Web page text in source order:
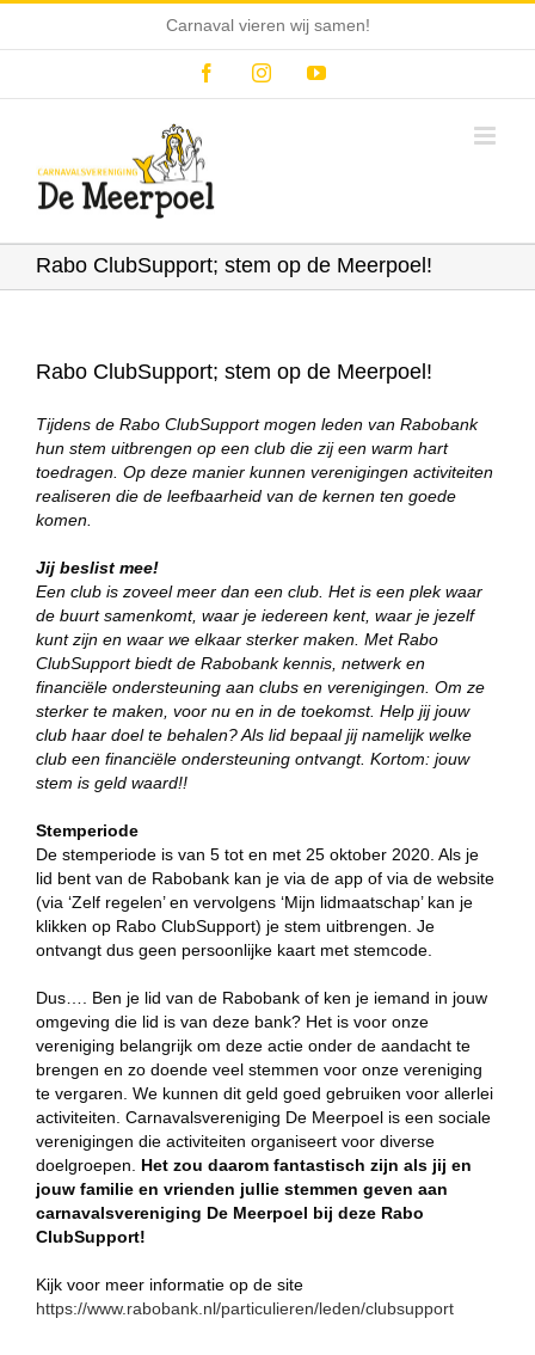
Carnaval vieren wij samen!
FacebookInstagramYouTube
Rabo ClubSupport; stem op de Meerpoel!
Rabo ClubSupport; stem op de Meerpoel!
Tijdens de Rabo ClubSupport mogen leden van Rabobank
hun stem uitbrengen op een club die zij een warm hart
toedragen. Op deze manier kunnen verenigingen activiteiten
realiseren die de leefbaarheid van de kernen ten goede
komen.
Jij beslist mee!
Een club is zoveel meer dan een club. Het is een plek waar
de buurt samenkomt, waar je iedereen kent, waar je jezelf
kunt zijn en waar we elkaar sterker maken. Met Rabo
ClubSupport biedt de Rabobank kennis, netwerk en
financiële ondersteuning aan clubs en verenigingen. Om ze
sterker te maken, voor nu en in de toekomst. Help jij jouw
club haar doel te behalen? Als lid bepaal jij namelijk welke
club een financiële ondersteuning ontvangt. Kortom: jouw
stem is geld waard!!
Stemperiode
De stemperiode is van 5 tot en met 25 oktober 2020. Als je
lid bent van de Rabobank kan je via de app of via de website
(via ‘Zelf regelen’ en vervolgens ‘Mijn lidmaatschap’ kan je
klikken op Rabo ClubSupport) je stem uitbrengen. Je
ontvangt dus geen persoonlijke kaart met stemcode.
Dus…. Ben je lid van de Rabobank of ken je iemand in jouw
omgeving die lid is van deze bank? Het is voor onze
vereniging belangrijk om deze actie onder de aandacht te
brengen en zo doende veel stemmen voor onze vereniging
te vergaren. We kunnen dit geld goed gebruiken voor allerlei
activiteiten. Carnavalsvereniging De Meerpoel is een sociale
verenigingen die activiteiten organiseert voor diverse
doelgroepen. Het zou daarom fantastisch zijn als jij en
jouw familie en vrienden jullie stemmen geven aan
carnavalsvereniging De Meerpoel bij deze Rabo
ClubSupport!
Kijk voor meer informatie op de site
https://www.rabobank.nl/particulieren/leden/clubsupport